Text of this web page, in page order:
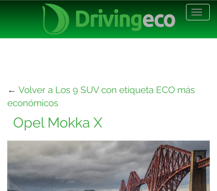
← Volver a Los 9 SUV con etiqueta ECO más
económicos
Opel Mokka X